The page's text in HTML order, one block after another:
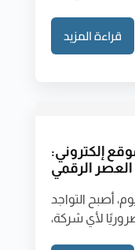
قراءة المزيد
إلكتروني:
الرقمي
أصبح التواجد
لأي شركة،